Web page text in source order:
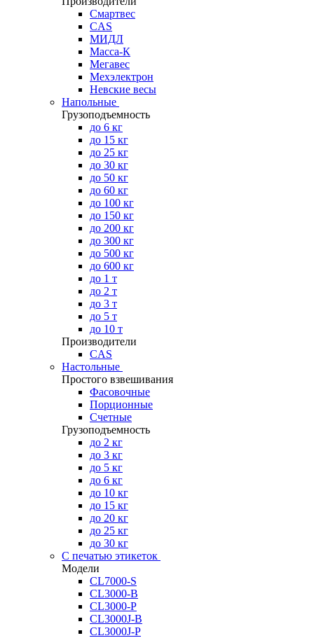
Смартвес
CAS
МИДЛ
Масса-К
Мегавес
Мехэлектрон
Невские весы
Напольные
Грузоподъемность
до 6 кг
до 15 кг
до 25 кг
до 30 кг
до 50 кг
до 60 кг
до 100 кг
до 150 кг
до 200 кг
до 300 кг
до 500 кг
до 600 кг
до 1 т
до 2 т
до 3 т
до 5 т
до 10 т
Производители
CAS
Настольные
Простого взвешивания
Фасовочные
Порционные
Счетные
Грузоподъемность
до 2 кг
до 3 кг
до 5 кг
до 6 кг
до 10 кг
до 15 кг
до 20 кг
до 25 кг
до 30 кг
С печатью этикеток
Модели
CL7000-S
CL3000-B
CL3000-P
CL3000J-B
CL3000J-P